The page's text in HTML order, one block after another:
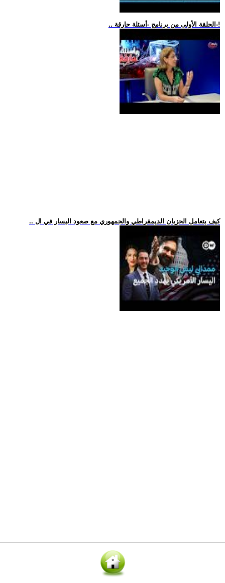
.. الحلقة الأولى من برنامج -أسئلة حارقة-!
.. كيف يتعامل الحزبان الديمقراطي والجمهوري مع صعود اليسار في ال